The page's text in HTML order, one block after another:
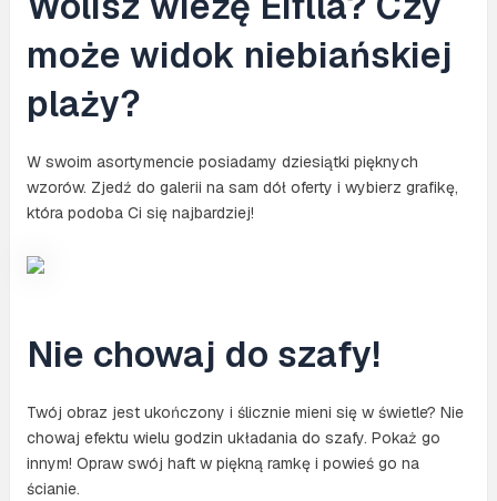
może widok niebiańskiej
plaży?
W swoim asortymencie posiadamy dziesiątki pięknych
wzorów. Zjedź do galerii na sam dół oferty i wybierz grafikę,
która podoba Ci się najbardziej!
Nie chowaj do szafy!
Twój obraz jest ukończony i ślicznie mieni się w świetle? Nie
chowaj efektu wielu godzin układania do szafy. Pokaż go
innym! Opraw swój haft w piękną ramkę i powieś go na
ścianie.